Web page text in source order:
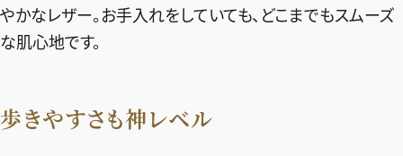
やかなレザー。お手入れをしていても、どこまでもスムーズ
な肌心地です。
歩きやすさも神レベル